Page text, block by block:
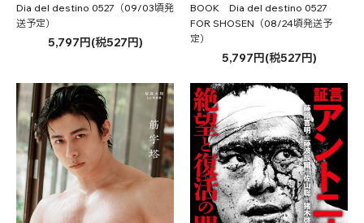
Dia del destino 0527（09/03頃発
送予定）
5,797円(税527円)
BOOK Dia del destino 0527
FOR SHOSEN（08/24頃発送予
定）
5,797円(税527円)